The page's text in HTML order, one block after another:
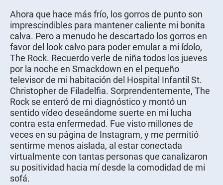
Ahora que hace más frío, los gorros de punto son
imprescindibles para mantener caliente mi bonita
calva. Pero a menudo he descartado los gorros en
favor del look calvo para poder emular a mi ídolo,
The Rock. Recuerdo verle de niña todos los jueves
por la noche en Smackdown en el pequeño
televisor de mi habitación del Hospital Infantil St.
Christopher de Filadelfia. Sorprendentemente, The
Rock se enteró de mi diagnóstico y montó un
sentido vídeo deseándome suerte en mi lucha
contra esta enfermedad. Fue visto millones de
veces en su página de Instagram, y me permitió
sentirme menos aislada, al estar conectada
virtualmente con tantas personas que canalizaron
su positividad hacia mí desde la comodidad de mi
sofá.